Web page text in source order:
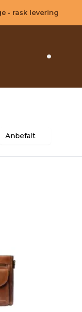
- rask levering
Search
Anbefalt